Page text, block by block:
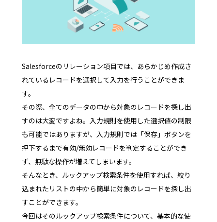
Salesforceのリレーション項目では、あらかじめ作成さ
れているレコードを選択して入力を行うことができま
す。
その際、全てのデータの中から対象のレコードを探し出
すのは大変ですよね。入力規則を使用した選択値の制限
も可能ではありますが、入力規則では「保存」ボタンを
押下するまで有効/無効レコードを判定することができ
ず、無駄な操作が増えてしまいます。
そんなとき、ルックアップ検索条件を使用すれば、絞り
込まれたリストの中から簡単に対象のレコードを探し出
すことができます。
今回はそのルックアップ検索条件について、基本的な使